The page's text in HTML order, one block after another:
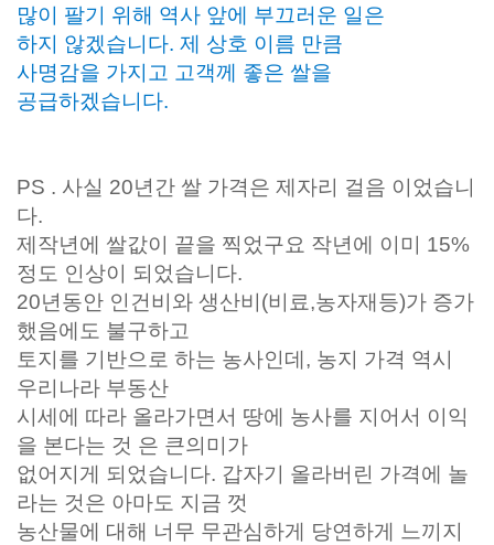
많이 팔기 위해 역사 앞에 부끄러운 일은
하지 않겠습니다. 제 상호 이름 만큼
사명감을 가지고 고객께 좋은 쌀을
공급하겠습니다.
PS . 사실 20년간 쌀 가격은 제자리 걸음 이었습니
다.
제작년에 쌀값이 끝을 찍었구요 작년에 이미 15%
정도 인상이 되었습니다.
20년동안 인건비와 생산비(비료,농자재등)가 증가
했음에도 불구하고
토지를 기반으로 하는 농사인데, 농지 가격 역시
우리나라 부동산
시세에 따라 올라가면서 땅에 농사를 지어서 이익
을 본다는 것 은 큰의미가
없어지게 되었습니다. 갑자기 올라버린 가격에 놀
라는 것은 아마도 지금 껏
농산물에 대해 너무 무관심하게 당연하게 느끼지